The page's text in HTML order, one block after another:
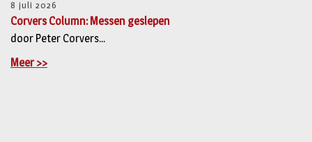
8 juli 2026
Corvers Column: Messen geslepen
door Peter Corvers...
Meer >>